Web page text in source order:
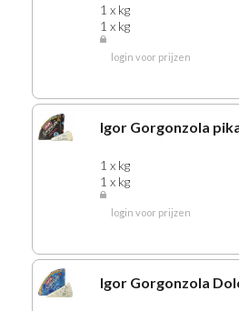
1 x kg
1 x kg
login voor prijzen
Igor Gorgonzola
1 x kg
1 x kg
login voor prijzen
Igor Gorgonzola